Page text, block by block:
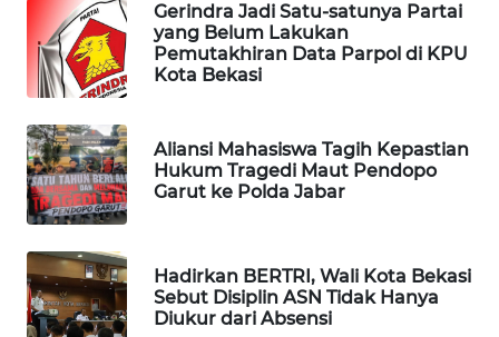
Gerindra Jadi Satu-satunya Partai
yang Belum Lakukan
Pemutakhiran Data Parpol di KPU
Kota Bekasi
Aliansi Mahasiswa Tagih Kepastian
Hukum Tragedi Maut Pendopo
Garut ke Polda Jabar
Hadirkan BERTRI, Wali Kota Bekasi
Sebut Disiplin ASN Tidak Hanya
Diukur dari Absensi
WALINKI
ID
MAWAKA
ID
MARTABAT
NET
PLN
WATCH